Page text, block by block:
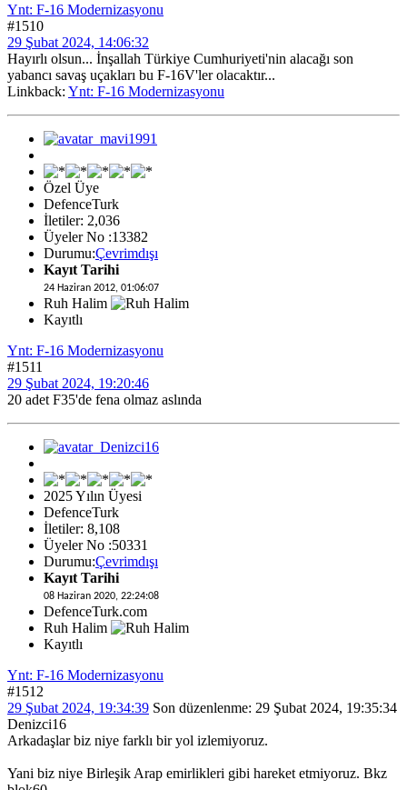
Ynt: F-16 Modernizasyonu
#1510
29 Şubat 2024, 14:06:32
Hayırlı olsun... İnşallah Türkiye Cumhuriyeti'nin alacağı son
yabancı savaş uçakları bu F-16V'ler olacaktır...
Linkback: Ynt: F-16 Modernizasyonu
Özel Üye
DefenceTurk
İletiler: 2,036
Üyeler No :13382
Durumu:Çevrimdışı
Kayıt Tarihi
24 Haziran 2012, 01:06:07
Ruh Halim
Kayıtlı
Ynt: F-16 Modernizasyonu
#1511
29 Şubat 2024, 19:20:46
20 adet F35'de fena olmaz aslında
2025 Yılın Üyesi
DefenceTurk
İletiler: 8,108
Üyeler No :50331
Durumu:Çevrimdışı
Kayıt Tarihi
08 Haziran 2020, 22:24:08
DefenceTurk.com
Ruh Halim
Kayıtlı
Ynt: F-16 Modernizasyonu
#1512
29 Şubat 2024, 19:34:39 Son düzenlenme: 29 Şubat 2024, 19:35:34
Denizci16
Arkadaşlar biz niye farklı bir yol izlemiyoruz.
Yani biz niye Birleşik Arap emirlikleri gibi hareket etmiyoruz. Bkz